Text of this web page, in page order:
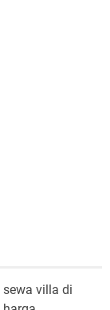
sewa villa di